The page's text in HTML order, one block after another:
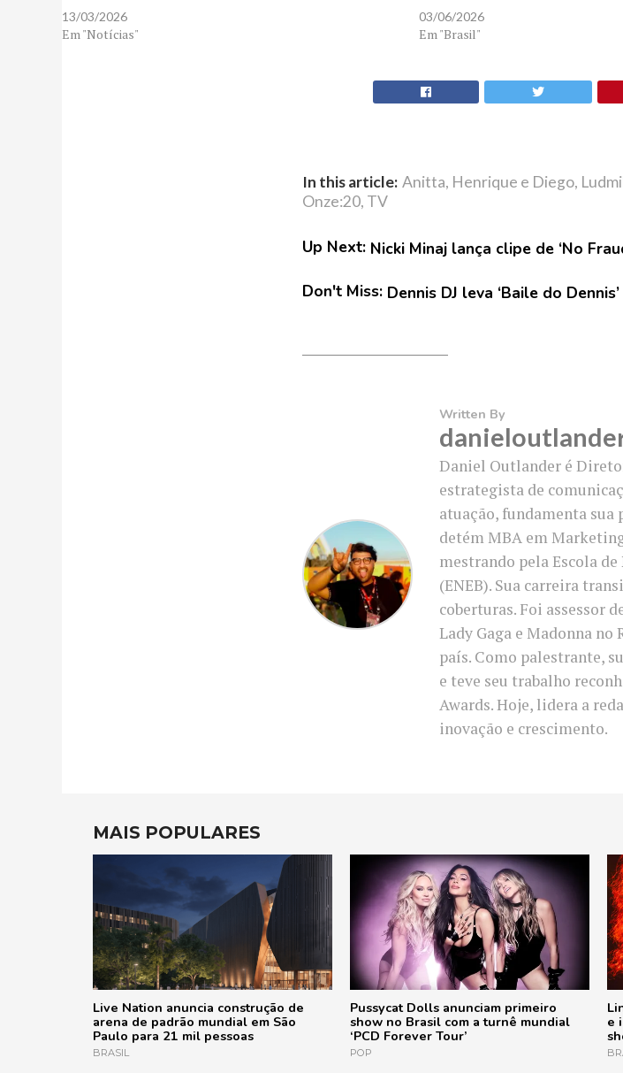
13/03/2026
Em "Notícias"
03/06/2026
Em "Brasil"
In this article: Anitta, Henrique e Diego,
Onze:20, TV
Up Next: Nicki Minaj lança clipe de ‘No
Don't Miss: Dennis DJ leva ‘Baile do
Written By
Daniel Outlander é
estrategista de
atuação, fundamenta
detém MBA em
mestrando pela Escola
(ENEB). Sua carreira
coberturas. Foi assessor
Lady Gaga e Madonna
país. Como palestrante,
e teve seu trabalho
Awards. Hoje, lidera a
inovação e crescimento.
MAIS POPULARES
Live Nation anuncia construção de
arena de padrão mundial em São
Paulo para 21 mil pessoas
BRASIL
Pussycat Dolls anunciam primeiro
show no Brasil com a turnê mundial
‘PCD Forever Tour’
POP
e